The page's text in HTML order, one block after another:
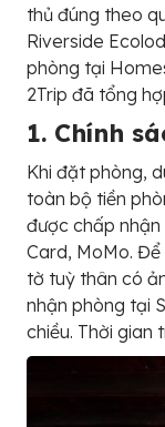
thủ đúng theo
Riverside
phòng tại
2Trip đã tổng
1. Chính
Khi đặt phòng,
toàn bộ tiền
được chấp
Card, MoMo.
tờ tuỳ thân có
nhận phòng tại
chiều. Thời gian